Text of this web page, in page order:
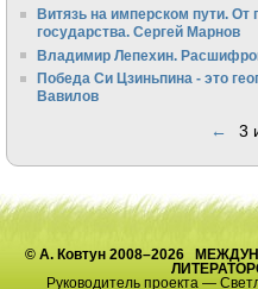
Витязь на имперском пути. От
государства. Сергей Марнов
Владимир Лепехин.
Победа Си Цзиньпина - это
Вавилов
← 3
© А. Ковтун 2008–2026
Руководитель проекта —